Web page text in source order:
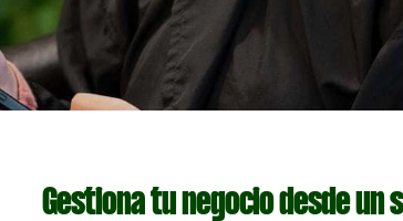
Gestiona tu negocio desde un